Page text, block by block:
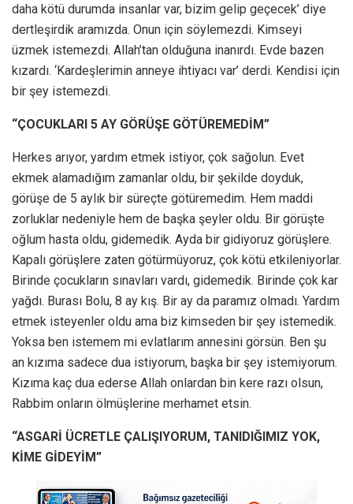
daha kötü durumda insanlar var, bizim gelip geçecek’ diye
dertleşirdik aramızda. Onun için söylemezdi. Kimseyi
üzmek istemezdi. Allah’tan olduğuna inanırdı. Evde bazen
kızardı. ‘Kardeşlerimin anneye ihtiyacı var’ derdi. Kendisi için
bir şey istemezdi.
“ÇOCUKLARI 5 AY GÖRÜŞE GÖTÜREMEDİM”
Herkes arıyor, yardım etmek istiyor, çok sağolun. Evet
ekmek alamadığım zamanlar oldu, bir şekilde doyduk,
görüşe de 5 aylık bir süreçte götüremedim. Hem maddi
zorluklar nedeniyle hem de başka şeyler oldu. Bir görüşte
oğlum hasta oldu, gidemedik. Ayda bir gidiyoruz görüşlere.
Kapalı görüşlere zaten götürmüyoruz, çok kötü etkileniyorlar.
Birinde çocukların sınavları vardı, gidemedik. Birinde çok kar
yağdı. Burası Bolu, 8 ay kış. Bir ay da paramız olmadı. Yardım
etmek isteyenler oldu ama biz kimseden bir şey istemedik.
Yoksa ben istemem mi evlatlarım annesini görsün. Ben şu
an kızıma sadece dua istiyorum, başka bir şey istemiyorum.
Kızıma kaç dua ederse Allah onlardan bin kere razı olsun,
Rabbim onların ölmüşlerine merhamet etsin.
“ASGARİ ÜCRETLE ÇALIŞIYORUM, TANIDIĞIMIZ YOK,
KİME GİDEYİM”